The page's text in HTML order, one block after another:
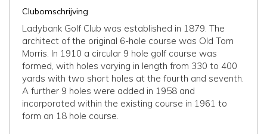
Clubomschrijving
Ladybank Golf Club was established in 1879. The
architect of the original 6-hole course was Old Tom
Morris. In 1910 a circular 9 hole golf course was
formed, with holes varying in length from 330 to 400
yards with two short holes at the fourth and seventh.
A further 9 holes were added in 1958 and
incorporated within the existing course in 1961 to
form an 18 hole course.